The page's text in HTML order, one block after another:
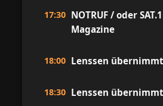
17:30 NOTRUF / oder
Magazine
18:00 Lenssen übernimmt
18:30 Lenssen übernimmt